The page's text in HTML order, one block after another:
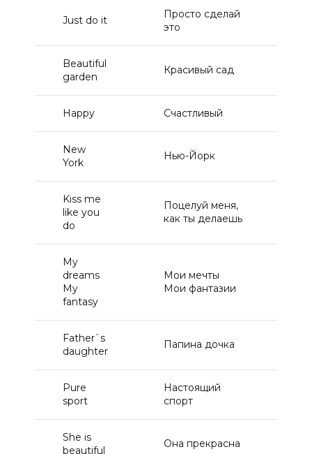
Just do it
Просто сделай
это
Beautiful
garden
Красивый сад
Happy Счастливый
New
York
Нью-Йорк
Kiss me
like you
do
Поцелуй меня,
как ты делаешь
My
dreams
My
fantasy
Мои мечты
Мои фантазии
Father`s
daughter
Папина дочка
Pure
sport
Настоящий
спорт
She is
beautiful
Она прекрасна